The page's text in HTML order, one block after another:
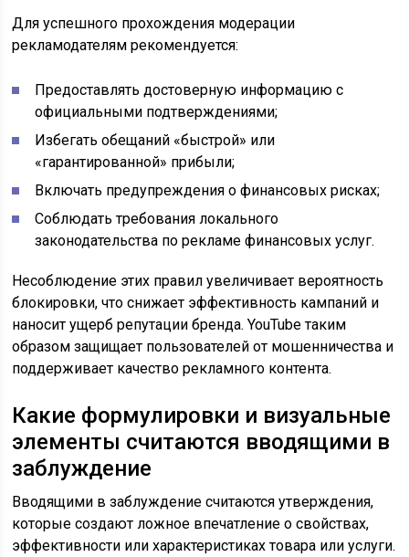
Для успешного прохождения модерации
рекламодателям рекомендуется:
Предоставлять достоверную информацию с
официальными подтверждениями;
Избегать обещаний «быстрой» или
«гарантированной» прибыли;
Включать предупреждения о финансовых рисках;
Соблюдать требования локального
законодательства по рекламе финансовых услуг.
Несоблюдение этих правил увеличивает вероятность
блокировки, что снижает эффективность кампаний и
наносит ущерб репутации бренда. YouTube таким
образом защищает пользователей от мошенничества и
поддерживает качество рекламного контента.
Какие формулировки и визуальные
элементы считаются вводящими в
заблуждение
Вводящими в заблуждение считаются утверждения,
которые создают ложное впечатление о свойствах,
эффективности или характеристиках товара или услуги.